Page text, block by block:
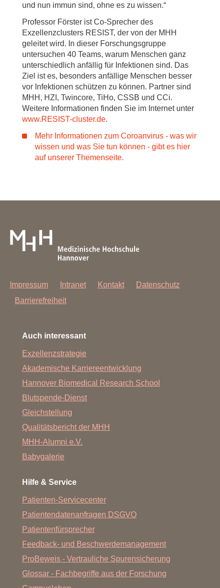
und nun immun sind, ohne es zu wissen.“
Professor Förster ist Co-Sprecher des
Exzellenzclusters RESIST, der von der MHH
geleitet wird. In dieser Forschungsgruppe
untersuchen 40 Teams, warum Menschen ganz
unterschiedlich anfällig für Infektionen sind. Das
Ziel ist es, besonders anfällige Menschen besser
vor Infektionen schützen zu können. Partner sind
MHH, HZI, Twincore, TiHo, CSSB und CCi.
Weitere Informationen finden Sie im Internet unter
www.RESIST-cluster.de.
Mehr Informationen zum Coroanvirus - was wir
wissen und was Sie tun können - gibt es hier
auf unserer Themenseite.
Impressum Intranet Kontakt
Datenschutz
Barrierefreiheit
Auch interessant
Exzellenzstrategie
Akademische Karriereentwicklung
Hannover Biomedical Research School
Blutspende-Dienst
Gleichstellung
Qualitätsbericht der MHH
MHH-Alumni e.V.
Babygalerie
Hilfe & Service
Patienten-Servicecenter
Patientendatenanfragen DSGVO
Patientenfürsprecher
Feedback- und Beschwerdemanagement
ProBeweis - Vertrauliche Spurensicherung
Glossar - Fachbegriffe aus der Forschung